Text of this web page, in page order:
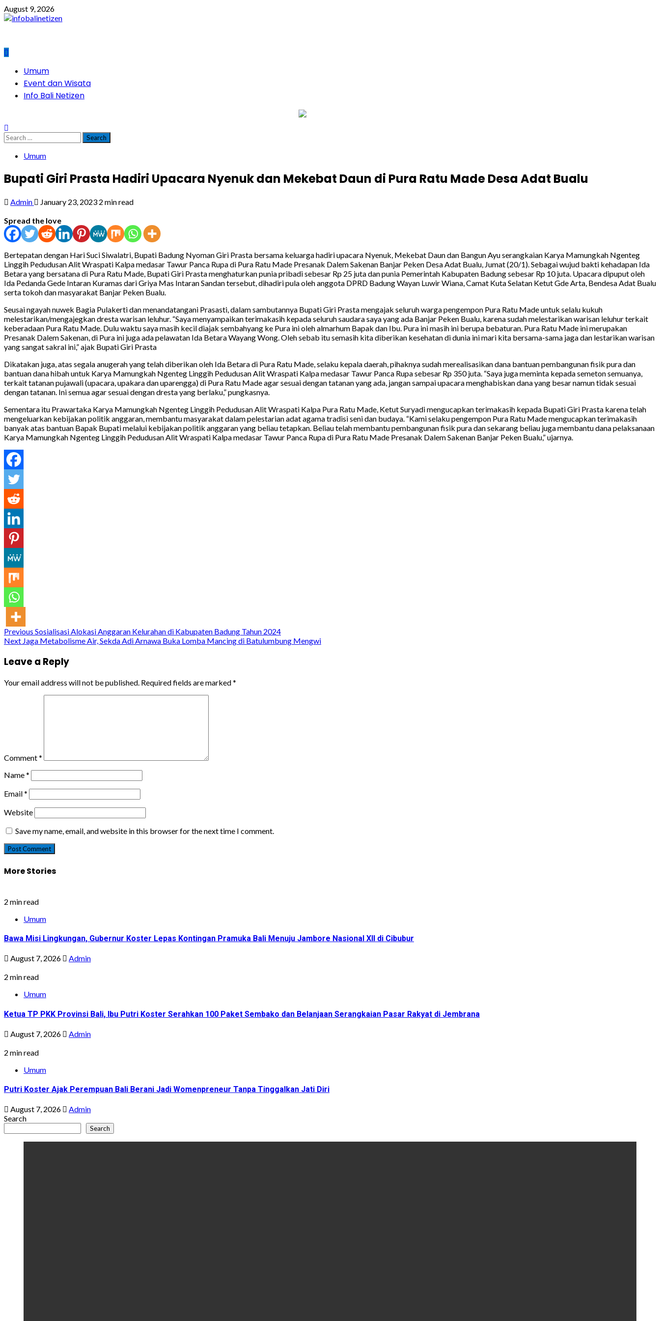
Skip
to
August 9, 2026
PrimaryUmum
Event dan Wisata
Info Bali Netizen
Search
for:
Umum
Bupati Giri Prasta Hadiri Upacara Nyenuk dan Mekebat Daun di Pura Ratu Made Desa Adat Bualu
Admin January 23, 2023 2 min read
Spread the love
Bertepatan dengan Hari Suci Siwalatri, Bupati Badung Nyoman Giri Prasta bersama keluarga hadiri upacara Nyenuk, Mekebat Daun dan Bangun Ayu serangkaian Karya Mamungkah Ngenteg
Linggih Pedudusan Alit Wraspati Kalpa medasar Tawur Panca Rupa di Pura Ratu Made Presanak Dalem Sakenan Banjar Peken Desa Adat Bualu, Jumat (20/1). Sebagai wujud bakti kehadapan Ida
Betara yang bersatana di Pura Ratu Made, Bupati Giri Prasta menghaturkan punia pribadi sebesar Rp 25 juta dan punia Pemerintah Kabupaten Badung sebesar Rp 10 juta. Upacara dipuput oleh
Ida Pedanda Gede Intaran Kuramas dari Griya Mas Intaran Sandan tersebut, dihadiri pula oleh anggota DPRD Badung Wayan Luwir Wiana, Camat Kuta Selatan Ketut Gde Arta, Bendesa Adat Bualu
serta tokoh dan masyarakat Banjar Peken Bualu.
Seusai ngayah nuwek Bagia Pulakerti dan menandatangani Prasasti, dalam sambutannya Bupati Giri Prasta mengajak seluruh warga pengempon Pura Ratu Made untuk selalu kukuh
melestarikan/mengajegkan dresta warisan leluhur. “Saya menyampaikan terimakasih kepada seluruh saudara saya yang ada Banjar Peken Bualu, karena sudah melestarikan warisan leluhur terkait
keberadaan Pura Ratu Made. Dulu waktu saya masih kecil diajak sembahyang ke Pura ini oleh almarhum Bapak dan Ibu. Pura ini masih ini berupa bebaturan. Pura Ratu Made ini merupakan
Presanak Dalem Sakenan, di Pura ini juga ada pelawatan Ida Betara Wayang Wong. Oleh sebab itu semasih kita diberikan kesehatan di dunia ini mari kita bersama-sama jaga dan lestarikan warisan
yang sangat sakral ini,” ajak Bupati Giri Prasta
Dikatakan juga, atas segala anugerah yang telah diberikan oleh Ida Betara di Pura Ratu Made, selaku kepala daerah, pihaknya sudah merealisasikan dana bantuan pembangunan fisik pura dan
bantuan dana hibah untuk Karya Mamungkah Ngenteg Linggih Pedudusan Alit Wraspati Kalpa medasar Tawur Panca Rupa sebesar Rp 350 juta. “Saya juga meminta kepada semeton semuanya,
terkait tatanan pujawali (upacara, upakara dan uparengga) di Pura Ratu Made agar sesuai dengan tatanan yang ada, jangan sampai upacara menghabiskan dana yang besar namun tidak sesuai
dengan tatanan. Ini semua agar sesuai dengan dresta yang berlaku,” pungkasnya.
Sementara itu Prawartaka Karya Mamungkah Ngenteg Linggih Pedudusan Alit Wraspati Kalpa Pura Ratu Made, Ketut Suryadi mengucapkan terimakasih kepada Bupati Giri Prasta karena telah
mengeluarkan kebijakan politik anggaran, membantu masyarakat dalam pelestarian adat agama tradisi seni dan budaya. “Kami selaku pengempon Pura Ratu Made mengucapkan terimakasih
banyak atas bantuan Bapak Bupati melalui kebijakan politik anggaran yang beliau tetapkan. Beliau telah membantu pembangunan fisik pura dan sekarang beliau juga membantu dana pelaksanaan
Karya Mamungkah Ngenteg Linggih Pedudusan Alit Wraspati Kalpa medasar Tawur Panca Rupa di Pura Ratu Made Presanak Dalem Sakenan Banjar Peken Bualu,” ujarnya.
Continue
Previous Sosialisasi Alokasi Anggaran Kelurahan di Kabupaten Badung Tahun 2024
Next Jaga Metabolisme Air, Sekda Adi Arnawa Buka Lomba Mancing di Batulumbung Mengwi
Leave a Reply
Your email address will not be published. Required fields are marked*
Comment*
Name*
Email*
Website
Save my name, email, and website in this browser for the next time I comment.
More Stories
2 min read
Umum
Bawa Misi Lingkungan, Gubernur Koster Lepas Kontingan Pramuka Bali Menuju Jambore Nasional XII di Cibubur
August 7, 2026
Admin
2 min read
Umum
Ketua TP PKK Provinsi Bali, Ibu Putri Koster Serahkan 100 Paket Sembako dan Belanjaan Serangkaian Pasar Rakyat di Jembrana
August 7, 2026
Admin
2 min read
Umum
Putri Koster Ajak Perempuan Bali Berani Jadi Womenpreneur Tanpa Tinggalkan Jati Diri
August 7, 2026
Admin
Search
Search